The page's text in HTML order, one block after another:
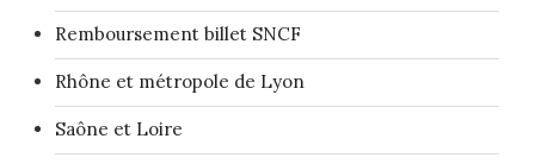
Remboursement billet SNCF
Rhône et métropole de Lyon
Saône et Loire